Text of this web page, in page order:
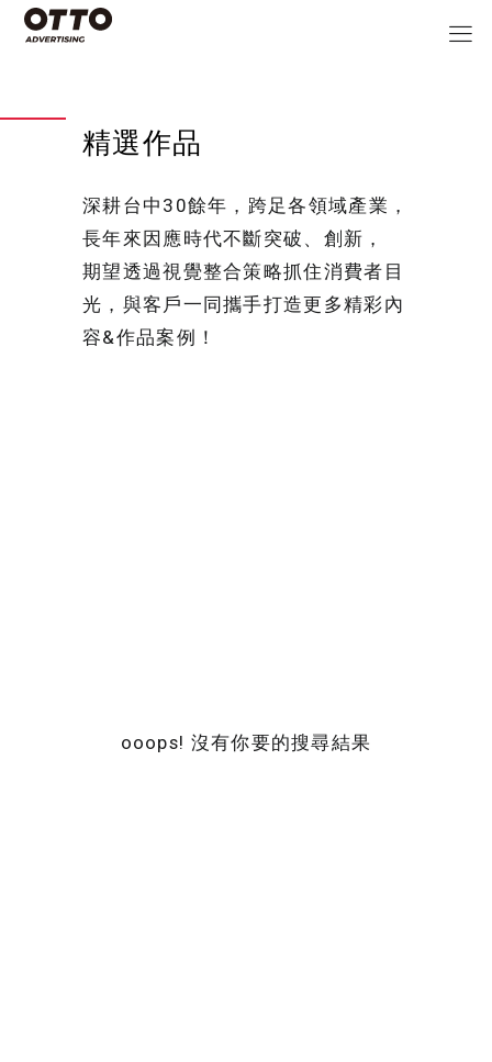
精選作品
深耕台中30餘年，跨足各領域產業，
長年來因應時代不斷突破、創新，
期望透過視覺整合策略抓住消費者目
光，與客戶一同攜手打造更多精彩內
容&作品案例！
ooops! 沒有你要的搜尋結果